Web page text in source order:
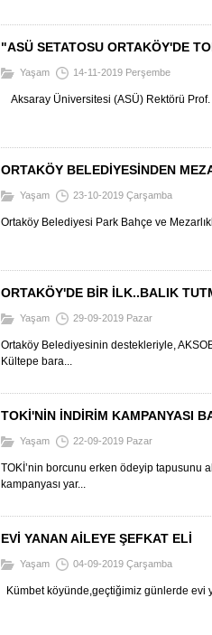
"ASÜ SETATOSU ORTAKÖY'DE
Yaşam 14-11-2019 Perşembe
Aksaray Üniversitesi (ASÜ) Rektörü Prof.
ORTAKÖY BELEDİYESİNDEN
Yaşam 23-10-2019 Çarşamba
Ortaköy Belediyesi Park Bahçe ve
ORTAKÖY'DE BİR İLK..BALIK
Yaşam 29-09-2019 Pazar
Ortaköy Belediyesinin destekleriyle,
Kültepe bara...
TOKİ'NİN İNDİRİM KAMPANYASI
Yaşam 22-09-2019 Pazar
TOKİ’nin borcunu erken ödeyip tapusunu
kampanyası yar...
EVİ YANAN AİLEYE ŞEFKAT ELİ
Yaşam 04-09-2019 Çarşamba
Kümbet köyünde,geçtiğimiz günlerde evi